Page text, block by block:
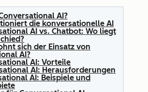
AI?
die konversationelle AI
AI vs. Chatbot: Wo liegt
sich der Einsatz von
AI?
AI: Vorteile
AI: Herausforderungen
AI: Beispiele und